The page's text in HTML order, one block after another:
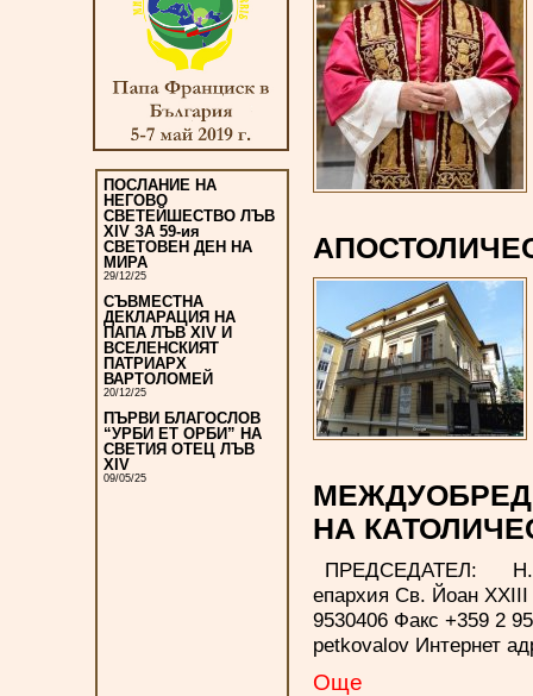
ПОСЛАНИЕ НА
НЕГОВО
СВЕТЕЙШЕСТВО ЛЪВ
XIV ЗА 59-ия
СВЕТОВЕН ДЕН НА
МИРА
29/12/25
СЪВМЕСТНА
ДЕКЛАРАЦИЯ НА
ПАПА ЛЪВ XIV И
ВСЕЛЕНСКИЯТ
ПАТРИАРХ
ВАРТОЛОМЕЙ
20/12/25
ПЪРВИ БЛАГОСЛОВ
“УРБИ ЕТ ОРБИ” НА
СВЕТИЯ ОТЕЦ ЛЪВ
XIV
09/05/25
НА
ПРЕДСЕДАТЕЛ:
епархия Св. Йоан
9530406 Факс +359 2
petkovalov
Още